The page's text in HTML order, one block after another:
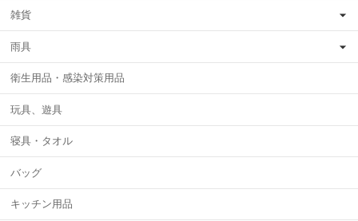
雑貨
雨具
衛生用品・感染対策用品
玩具、遊具
寝具・タオル
バッグ
キッチン用品